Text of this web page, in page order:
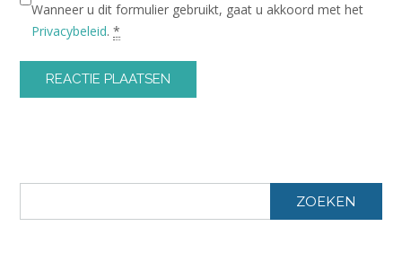
Wanneer u dit formulier gebruikt, gaat u akkoord met het
Privacybeleid. *
ZOEKEN